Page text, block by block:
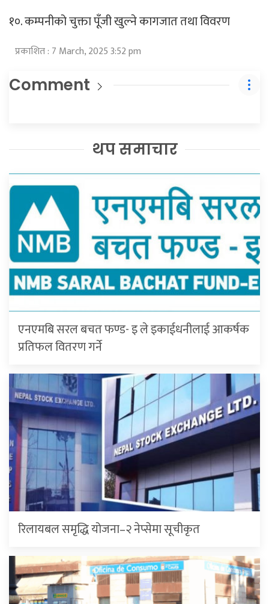
१०. कम्पनीको चुक्ता पूँजी खुल्ने कागजात तथा विवरण
प्रकाशित : 7 March, 2025 3:52 pm
Comment
थप समाचार
एनएमबि सरल बचत फण्ड- इ ले इकाईधनीलाई आकर्षक
प्रतिफल वितरण गर्ने
रिलायबल समृद्धि योजना–२ नेप्सेमा सूचीकृत